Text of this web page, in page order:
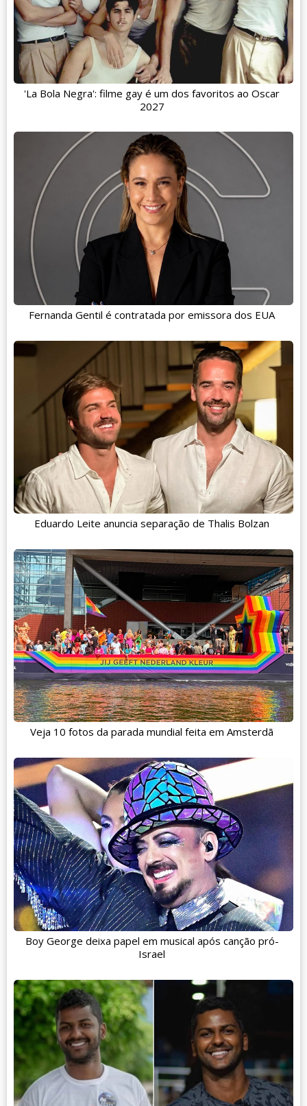
'La Bola Negra': filme gay é um dos favoritos ao Oscar
2027
Fernanda Gentil é contratada por emissora dos EUA
Eduardo Leite anuncia separação de Thalis Bolzan
Veja 10 fotos da parada mundial feita em Amsterdã
Boy George deixa papel em musical após canção pró-
Israel